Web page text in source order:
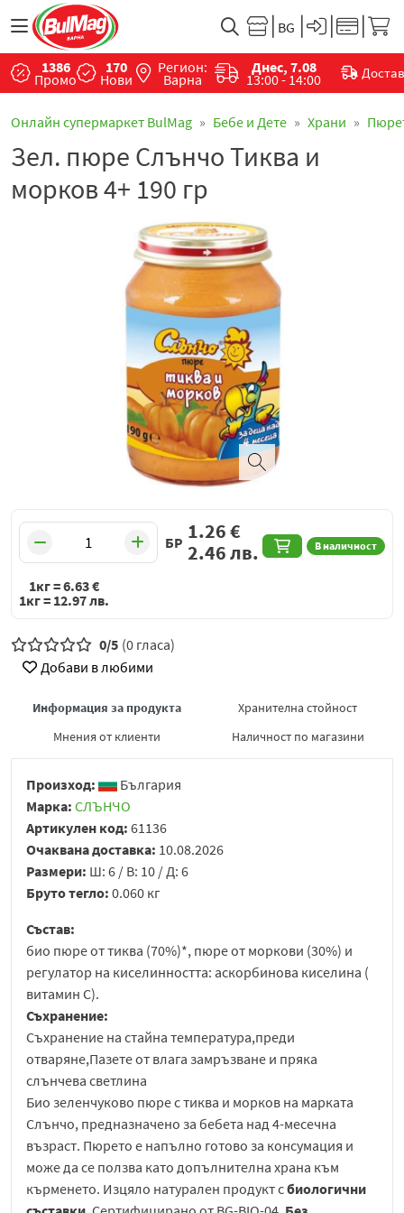
1386
Промо
170
Нови
Регион:
Варна
Днес, 7.08
13:00 - 14:00
Онлайн супермаркет BulMag Бебе и Дете Храни
Зел. пюре Слънчо Тиква и
морков 4+ 190 гр
БР В наличност
1.26€
2.46лв.
1кг =6.63€
1кг = 12.97лв.
0/5 (0 гласа)
Добави в любими
Информация за продукта
Хранителна стойност
Мнения от клиенти
Наличност по магазини
Произход:
България
Марка: СЛЪНЧО
Артикулен код: 61136
Очаквана доставка: 10.08.2026
Размери: Ш: 6 / В: 10 / Д: 6
Бруто тегло: 0.060 кг
Състав:
био пюре от тиква (70%)*, пюре от моркови (30%) и
регулатор на киселинността: аскорбинова киселина (
витамин С).
Съхранение:
Съхранение на стайна температура,преди
отваряне,Пазете от влага замръзване и пряка
слънчева светлина
Био зеленчуково пюре с тиква и морков на марката
Слънчо, предназначено за бебета над 4-месечна
възраст. Пюрето е напълно готово за консумация и
може да се ползва като допълнителна храна към
кърменето. Изцяло натурален продукт сбиологични